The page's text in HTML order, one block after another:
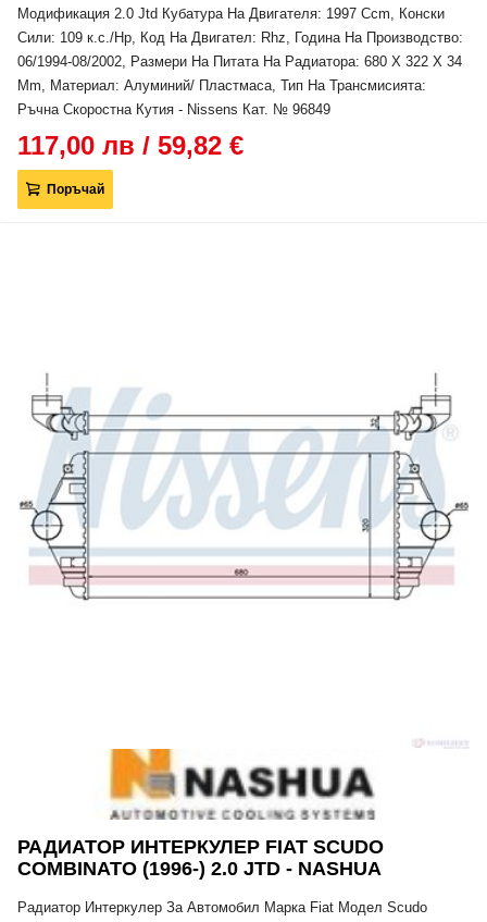
Модификация 2.0 Jtd Кубатура На Двигателя: 1997 Ccm, Конски
Сили: 109 к.с./Hp, Код На Двигател: Rhz, Година На Производство:
06/1994-08/2002, Размери На Питата На Радиатора: 680 X 322 X 34
Mm, Материал: Алуминий/ Пластмаса, Тип На Трансмисията:
Ръчна Скоростна Кутия - Nissens Кат. № 96849
117,00 лв / 59,82 €
Поръчай
РАДИАТОР ИНТЕРКУЛЕР FIAT SCUDO
COMBINATO (1996-) 2.0 JTD - NASHUA
Радиатор Интеркулер За Автомобил Марка Fiat Модел Scudo